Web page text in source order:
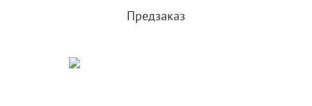
Предзаказ